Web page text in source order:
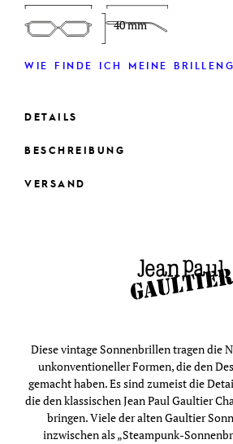
40 mm
WIE FINDE ICH MEINE
DETAILS
BESCHREIBUNG
VERSAND
Diese vintage Sonnenbrillen tragen die
unkonventioneller Formen, die den
gemacht haben. Es sind zumeist die
die den klassischen Jean Paul Gaultier
bringen. Viele der alten Gaultier
inzwischen als „Steampunk-